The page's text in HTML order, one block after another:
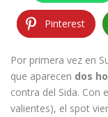
Pinterest
Por primera vez en
que aparecen dos
contra del Sida. Con
valientes), el spot